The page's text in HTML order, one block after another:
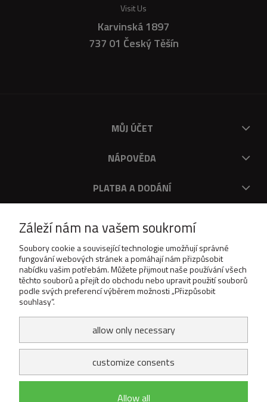
Visit Us
Karvinská 1897
737 01 Český Těšín
MŮJ ÚČET
NÁPOVĚDA
PLATBA A DODÁNÍ
DOWNLOAD
Záleží nám na vašem soukromí
Soubory cookie a související technologie umožňují správné
fungování webových stránek a pomáhají nám přizpůsobit
nabídku vašim potřebám. Můžete přijmout naše používání všech
těchto souborů a přejít do obchodu nebo upravit použití souborů
podle svých preferencí výběrem možnosti „Přizpůsobit
souhlasy“.
allow only necessary
customize consents
Allow all